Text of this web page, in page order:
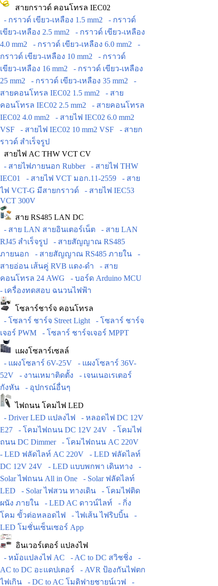
สายกราวด์ คอนโทรล IEC02
- กราวด์ เขียว-เหลือง 1.5 mm2
- กราวด์
เขียว-เหลือง 2.5 mm2
- กราวด์ เขียว-เหลือง
4.0 mm2
- กราวด์ เขียว-เหลือง 6.0 mm2
-
กราวด์ เขียว-เหลือง 10 mm2
- กราวด์
เขียว-เหลือง 16 mm2
- กราวด์ เขียว-เหลือง
25 mm2
- กราวด์ เขียว-เหลือง 35 mm2
-
สายคอนโทรล IEC02 1.5 mm2
- สาย
คอนโทรล IEC02 2.5 mm2
- สายคอนโทรล
IEC02 4.0 mm2
- สายไฟ IEC02 6.0 mm2
VSF
- สายไฟ IEC02 10 mm2 VSF
- สายก
ราวด์ สำเร็จรูป
สายไฟ AC THW VCT CV
- สายไฟภายนอก Rubber
- สายไฟ THW
IEC01
- สายไฟ VCT มอก.11-2559
- สาย
ไฟ VCT-G มีสายกราวด์
- สายไฟ IEC53
VCT 300V
สาย RS485 LAN DC
- สาย LAN สายอินเตอร์เน็ต
- สาย LAN
RJ45 สำเร็จรูป
- สายสัญญาณ RS485
ภายนอก
- สายสัญญาณ RS485 ภายใน
-
สายอ่อน เส้นคู่ RVB แดง-ดำ
- สาย
คอนโทรล 24 AWG
- บอร์ด Arduino MCU
- เครื่องทดสอบ ฉนวนไฟฟ้า
โซลาร์ชาร์จ คอนโทรล
- โซลาร์ ชาร์จ Street Light
- โซลาร์ ชาร์จ
เจอร์ PWM
- โซลาร์ ชาร์จเจอร์ MPPT
แผงโซลาร์เซลล์
- แผงโซลาร์ 6V-25V
- แผงโซลาร์ 36V-
52V
- งานเหมาติดตั้ง
- เจนเนอเรเตอร์
กังหัน
- อุปกรณ์อื่นๆ
ไฟถนน โคมไฟ LED
- Driver LED แปลงไฟ
- หลอดไฟ DC 12V
E27
- โคมไฟถนน DC 12V 24V
- โคมไฟ
ถนน DC Dimmer
- โคมไฟถนน AC 220V
- LED ฟลัดไลท์ AC 220V
- LED ฟลัดไลท์
DC 12V 24V
- LED แบบพกพา เดินทาง
-
Solar ไฟถนน All in One
- Solar ฟลัดไลท์
LED
- Solar ไฟสวน ทางเดิน
- โคมไฟติด
ผนัง ภายใน
- LED AC ดาวน์ไลท์
- กิ่ง
โคม ขั้วต่อหลอดไฟ
- ไฟเส้น ไฟริบบิ้น
-
LED โมชั่นเซ็นเซอร์ App
อินเวอร์เตอร์ แปลงไฟ
- หม้อแปลงไฟ AC
- AC to DC สวิชชิ่ง
-
AC to DC อะแดปเตอร์
- AVR ป้องกันไฟตก
ไฟเกิน
- DC to AC โมดิฟายชายน์เวฟ -